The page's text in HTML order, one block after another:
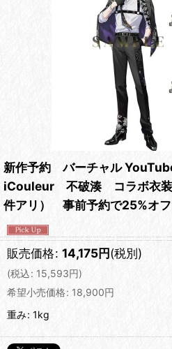
新作予約 バーチャル
iCouleur 不破湊 コラボ衣
件アリ） 事前予約で25%オフ
販売価格: 14,175円(税別)
(税込: 15,593円)
希望小売価格: 18,900円
重み: 1kg